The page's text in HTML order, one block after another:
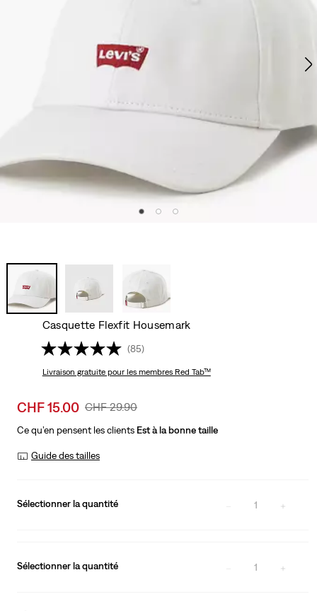
Casquette Flexfit Housemark
(85)
Livraison gratuitepour les membres Red Tab™
Sale
is
CHF 15.00 Original
Was
CHF 29.90
Ce qu’en pensent les clients Est à la bonne taille
Guide des tailles
Sélectionner la quantité 1
Sélectionner la quantité 1